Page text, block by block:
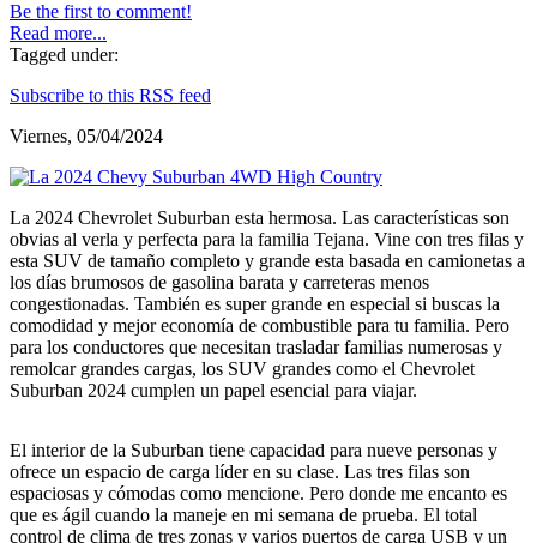
Be the first to comment!
Read more...
Tagged under:
Subscribe to this RSS feed
Viernes, 05/04/2024
La 2024 Chevrolet Suburban esta hermosa. Las características son
obvias al verla y perfecta para la familia Tejana. Vine con tres filas y
esta SUV de tamaño completo y grande esta basada en camionetas a
los días brumosos de gasolina barata y carreteras menos
congestionadas. También es super grande en especial si buscas la
comodidad y mejor economía de combustible para tu familia. Pero
para los conductores que necesitan trasladar familias numerosas y
remolcar grandes cargas, los SUV grandes como el Chevrolet
Suburban 2024 cumplen un papel esencial para viajar.
El interior de la Suburban tiene capacidad para nueve personas y
ofrece un espacio de carga líder en su clase. Las tres filas son
espaciosas y cómodas como mencione. Pero donde me encanto es
que es ágil cuando la maneje en mi semana de prueba. El total
control de clima de tres zonas y varios puertos de carga USB y un